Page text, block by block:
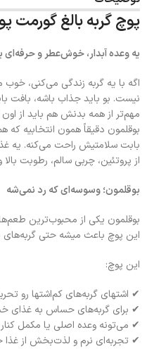
پوچ گربه بالغ گورمت
یه وعده آبدار، خوش‌عطر و
اگه با یه گربه زندگی می‌کنی،
نیست. بو باید جذاب باشه، بافت
مهم‌تر از همه بدنش هم باید از
بوقلمون دقیقاً همون انتخابیه که
بابت سلامتیش راحت می‌کنه. یه
از پروتئین، چربی سالم، رطوبت
بوقلمون؛ وسوسه‌ای که رد نمی‌شه
بوقلمون یکی از محبوب‌ترین
این پوچ باعث میشه حتی گربه‌های
این پوچ:
✔ اشتهای گربه‌های کم‌اشتها رو
✔ برای گربه‌های حساس به غذای
✔ می‌تونه وعده اصلی یا مکمل
✔ تجربه‌ای نرم و لذت‌بخش از غذا